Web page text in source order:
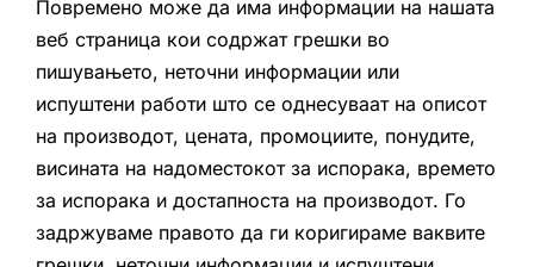
Повремено може да има информации на нашата
веб страница кои содржат грешки во
пишувањето, неточни информации или
испуштени работи што се однесуваат на описот
на производот, цената, промоциите, понудите,
висината на надоместокот за испорака, времето
за испорака и достапноста на производот. Го
задржуваме правото да ги коригираме ваквите